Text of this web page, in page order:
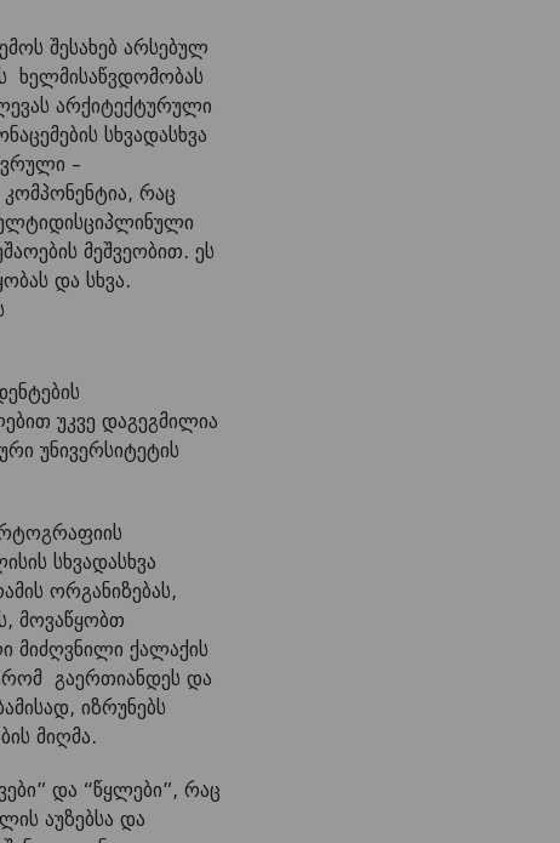
შესახებ არსებულ
ხელმისაწვდომობას
არქიტექტურული
სხვადასხვა
–
რაც
ინული
მეშვეობით. ეს
და სხვა.
უკვე დაგეგმილია
უნივერსიტეტის
სხვადასხვა
ორგანიზებას,
მოვაწყობთ
მიძღვნილი ქალაქის
რომ გაერთიანდეს და
იზრუნებს
მიღმა.
და “წყლები”, რაც
აუზებსა და